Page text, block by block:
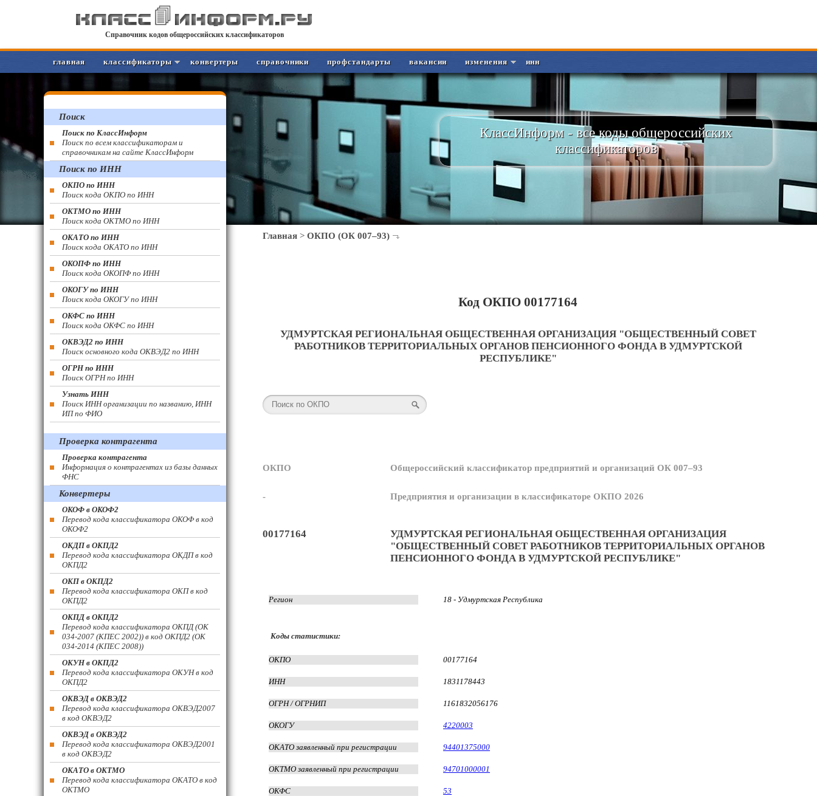
Справочник кодов общероссийских классификаторов
главная классификаторы конвертеры справочники профстандарты вакансии изменения инн
КлассИнформ - все коды общероссийских
классификаторов
Главная > ОКПО (ОК 007–93)
Код ОКПО 00177164
УДМУРТСКАЯ РЕГИОНАЛЬНАЯ ОБЩЕСТВЕННАЯ ОРГАНИЗАЦИЯ "ОБЩЕСТВЕННЫЙ СОВЕТ
РАБОТНИКОВ ТЕРРИТОРИАЛЬНЫХ ОРГАНОВ ПЕНСИОННОГО ФОНДА В УДМУРТСКОЙ
РЕСПУБЛИКЕ"
ОКПО Общероссийский классификатор предприятий и организаций ОК 007–93
- Предприятия и организации в классификаторе ОКПО 2026
00177164
УДМУРТСКАЯ РЕГИОНАЛЬНАЯ ОБЩЕСТВЕННАЯ ОРГАНИЗАЦИЯ
"ОБЩЕСТВЕННЫЙ СОВЕТ РАБОТНИКОВ ТЕРРИТОРИАЛЬНЫХ ОРГАНОВ
ПЕНСИОННОГО ФОНДА В УДМУРТСКОЙ РЕСПУБЛИКЕ"
Регион 18 - Удмуртская Республика
Коды статистики:
ОКПО 00177164
ИНН 1831178443
ОГРН / ОГРНИП 1161832056176
ОКОГУ 4220003
ОКАТО заявленный при регистрации 94401375000
ОКТМО заявленный при регистрации 94701000001
ОКФС 53
Поиск
Поиск по КлассИнформ
Поиск по всем классификаторам и
справочникам на сайте КлассИнформ
Поиск по ИНН
ОКПО по ИНН
Поиск кода ОКПО по ИНН
ОКТМО по ИНН
Поиск кода ОКТМО по ИНН
ОКАТО по ИНН
Поиск кода ОКАТО по ИНН
ОКОПФ по ИНН
Поиск кода ОКОПФ по ИНН
ОКОГУ по ИНН
Поиск кода ОКОГУ по ИНН
ОКФС по ИНН
Поиск кода ОКФС по ИНН
ОКВЭД2 по ИНН
Поиск основного кода ОКВЭД2 по ИНН
ОГРН по ИНН
Поиск ОГРН по ИНН
Узнать ИНН
Поиск ИНН организации по названию, ИНН
ИП по ФИО
Проверка контрагента
Проверка контрагента
Информация о контрагентах из базы данных
ФНС
Конвертеры
ОКОФ в ОКОФ2
Перевод кода классификатора ОКОФ в код
ОКОФ2
ОКДП в ОКПД2
Перевод кода классификатора ОКДП в код
ОКПД2
ОКП в ОКПД2
Перевод кода классификатора ОКП в код
ОКПД2
ОКПД в ОКПД2
Перевод кода классификатора ОКПД (ОК
034-2007 (КПЕС 2002)) в код ОКПД2 (ОК
034-2014 (КПЕС 2008))
ОКУН в ОКПД2
Перевод кода классификатора ОКУН в код
ОКПД2
ОКВЭД в ОКВЭД2
Перевод кода классификатора ОКВЭД2007
в код ОКВЭД2
ОКВЭД в ОКВЭД2
Перевод кода классификатора ОКВЭД2001
в код ОКВЭД2
ОКАТО в ОКТМО
Перевод кода классификатора ОКАТО в код
ОКТМО